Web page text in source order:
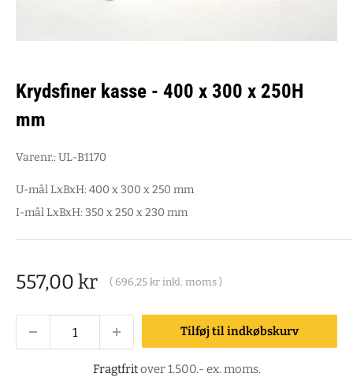
Krydsfiner kasse - 400 x 300 x 250H
mm
Varenr.: UL-B1170
U-mål LxBxH: 400 x 300 x 250 mm
I-mål LxBxH: 350 x 250 x 230 mm
Salgspris
557,00 kr ( 696,25 kr inkl. moms )
Tilføj til indkøbskurv
Fragtfritover 1.500.- ex. moms.